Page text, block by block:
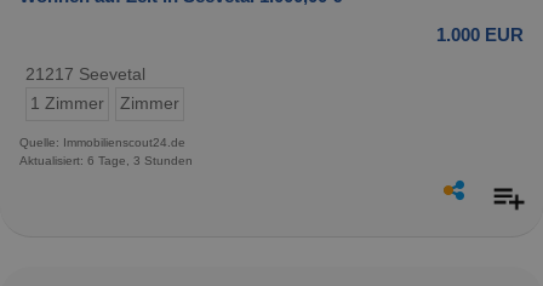
1.000 EUR
21217 Seevetal
1 Zimmer
Zimmer
Quelle: Immobilienscout24.de
Aktualisiert: 6 Tage, 3 Stunden